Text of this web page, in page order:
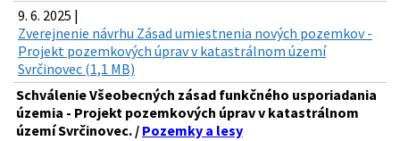
9. 6. 2025 |
Zverejnenie návrhu Zásad umiestnenia nových pozemkov -
Projekt pozemkových úprav v katastrálnom území
Svrčinovec (1,1 MB)
Schválenie Všeobecných zásad funkčného usporiadania
územia - Projekt pozemkových úprav v katastrálnom
území Svrčinovec. / Pozemky a lesy